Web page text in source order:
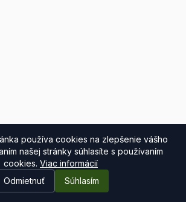
používa cookies na zlepšenie vášho
našej stránky súhlasíte s používaním
cookies. Viac informácií
Odmietnuť
Súhlasím